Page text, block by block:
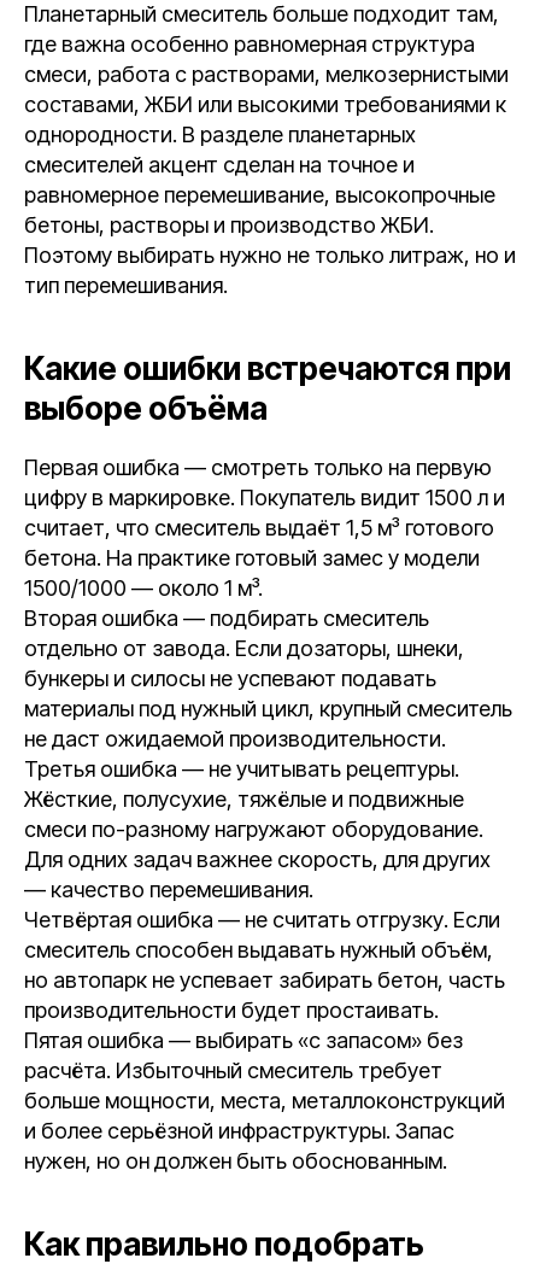
Планетарный смеситель больше подходит там,
где важна особенно равномерная структура
смеси, работа с растворами, мелкозернистыми
составами, ЖБИ или высокими требованиями к
однородности. В разделе планетарных
смесителей акцент сделан на точное и
равномерное перемешивание, высокопрочные
бетоны, растворы и производство ЖБИ.
Поэтому выбирать нужно не только литраж, но и
тип перемешивания.
Какие ошибки встречаются при
выборе объёма
Первая ошибка — смотреть только на первую
цифру в маркировке. Покупатель видит 1500 л и
считает, что смеситель выдаёт 1,5 м³ готового
бетона. На практике готовый замес у модели
1500/1000 — около 1 м³.
Вторая ошибка — подбирать смеситель
отдельно от завода. Если дозаторы, шнеки,
бункеры и силосы не успевают подавать
материалы под нужный цикл, крупный смеситель
не даст ожидаемой производительности.
Третья ошибка — не учитывать рецептуры.
Жёсткие, полусухие, тяжёлые и подвижные
смеси по-разному нагружают оборудование.
Для одних задач важнее скорость, для других
— качество перемешивания.
Четвёртая ошибка — не считать отгрузку. Если
смеситель способен выдавать нужный объём,
но автопарк не успевает забирать бетон, часть
производительности будет простаивать.
Пятая ошибка — выбирать «с запасом» без
расчёта. Избыточный смеситель требует
больше мощности, места, металлоконструкций
и более серьёзной инфраструктуры. Запас
нужен, но он должен быть обоснованным.
Как правильно подобрать